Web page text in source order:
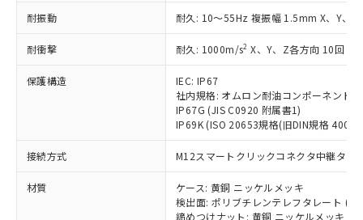
耐振動 耐久: 10～55Hz 複振幅 1.5mm X、Y、Z
耐衝撃 耐久: 1000m/s2 X、Y、Z各方向 10回
保護構造
IEC: IP67
社内規格: オムロン耐油コンポーネント
IP67G (JIS C0920 附属書1)
IP69K (ISO 20653規格(旧DIN規格
接続方式 M12スマートクリックコネクタ中継タイ
材質
ケース: 黄銅 ニッケルメッキ
検出面: ポリブチレンテレフタレート
締めつけナット: 黄銅 ニッケルメッキ
タに基づき作成されるものであり、閲
覧された時点での実際の在庫および標
準価格とは異なる場合があることをご
了承ください。
正式な納期状況および標準価格はお客
様のお取引先、またはお客様担当のオ
ムロン制御機器販売店・当社販売員に
ご相談ください。
オムロン制御機器販売店や当社販売拠
販売ネットワーク
」をご確認
在庫状況および標準価格結果を当社の
鉛(Pb) 1000ppm以下、 水銀(Hg) 1000ppm以下、 カド
ミウム(Cd) 100ppm以下、
六価クロム(Cr(Ⅵ)) 1000ppm以下、ポリ臭化ビフェニル
類(PBB) 1000ppm以下、ポリ臭化ジフェニルエーテル類
ル) (DEHP)(別名：DOP) 1000ppm以下、フタル酸ブチ
ルベンジル（BBP） 1000ppm以下、フタル酸ジブチル
（DBP） 1000ppm以下、フタル酸ジイソブチル
但し、RoHS指令で産業用監視および制御機器に対する
フタル酸エステル類の４物質については閾値を超える意
*中国RoHS10物質の基準値 (GB/T26572)：
Pb(鉛) :1000ppm、 Hg(水銀) : 1000ppm、 Cd(カドミウ
ル類) : 1000ppm、
DBP(フタル酸ジブチル) : 1000ppm、 DIBP(フタル酸ジ
イソブチル) : 1000ppm、 BBP(フタル酸ブチルベンジ
DEHP(フタル酸ビス(2-エチルヘキシル)) : 1000ppm
※2 環境保護使用期限
「ｅ」：有害物質（10物質）のすべてが基
または国外への提供する場合は、日本
国政府の輸出許可(または役務取引許
可)を取得するなどの必要な手続きを
当社は規制貨物を破棄する場合は、完
全に破砕するなど、違法に輸出されな
いよう必要な手段を講じます。
当社は貴社製品を、核兵器、ミサイ
ル、化学兵器、生物兵器またはその他
武器並びにこれらの製造装置等に一切
使用いたしません。
当社は、貴社製品を第三者に販売する
場合は、上記1、2および3の内容を当
一定数以上の在庫あり
一定数には満たないが在庫あり
在庫なし(最新の在庫状況につ
いては、お客様のお取引先、ま
たはお客様担当のオムロン制御
機器販売店・当社販売員にご確